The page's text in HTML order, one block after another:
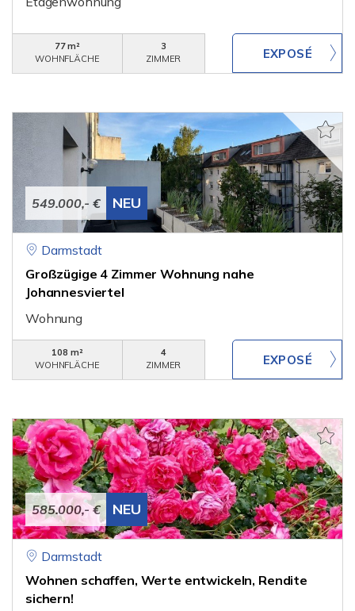
77 m²
WOHNFLÄCHE
3
ZIMMER
549.000,- € NEU
Darmstadt
Großzügige 4 Zimmer Wohnung nahe
Johannesviertel
Wohnung
108 m²
WOHNFLÄCHE
4
ZIMMER
585.000,- € NEU
Darmstadt
Wohnen schaffen, Werte entwickeln, Rendite
sichern!